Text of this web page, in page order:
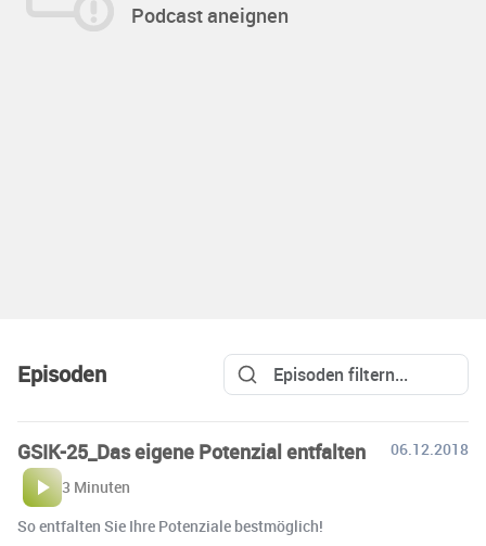
Podcast aneignen
Episoden
GSIK-25_Das eigene Potenzial entfalten
06.12.2018
3 Minuten
So entfalten Sie Ihre Potenziale bestmöglich!